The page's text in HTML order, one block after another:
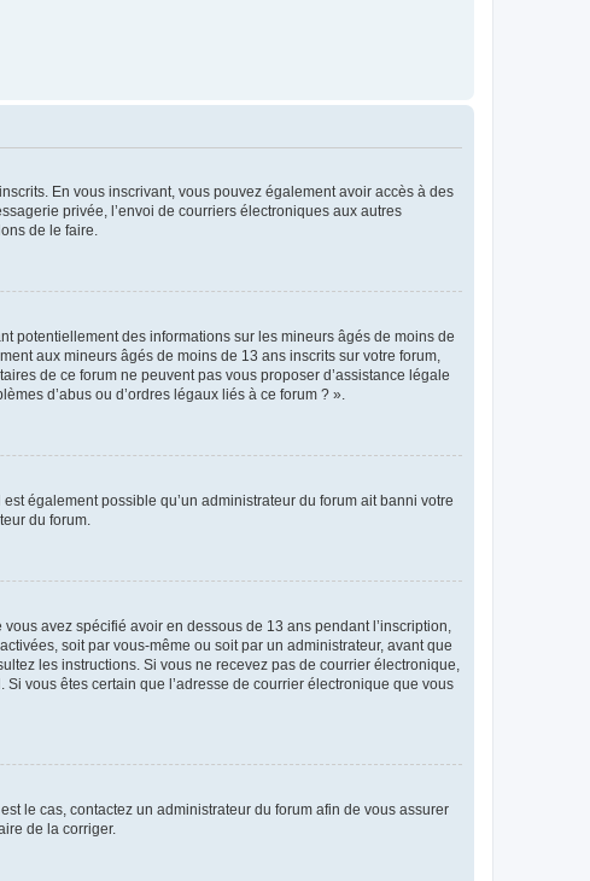
En vous inscrivant, vous pouvez également avoir accès à des
privée, l’envoi de courriers électroniques aux autres
de le faire.
potentiellement des informations sur les mineurs âgés de moins de
aux mineurs âgés de moins de 13 ans inscrits sur votre forum,
de ce forum ne peuvent pas vous proposer d’assistance légale
d’abus ou d’ordres légaux liés à ce forum ? ».
également possible qu’un administrateur du forum ait banni votre
du forum.
avez spécifié avoir en dessous de 13 ans pendant l’inscription,
soit par vous-même ou soit par un administrateur, avant que
les instructions. Si vous ne recevez pas de courrier électronique,
vous êtes certain que l’adresse de courrier électronique que vous
le cas, contactez un administrateur du forum afin de vous assurer
de la corriger.